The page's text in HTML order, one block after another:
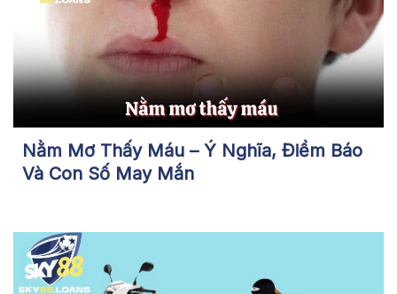
Nằm Mơ Thấy Máu – Ý Nghĩa, Điềm Báo
Và Con Số May Mắn